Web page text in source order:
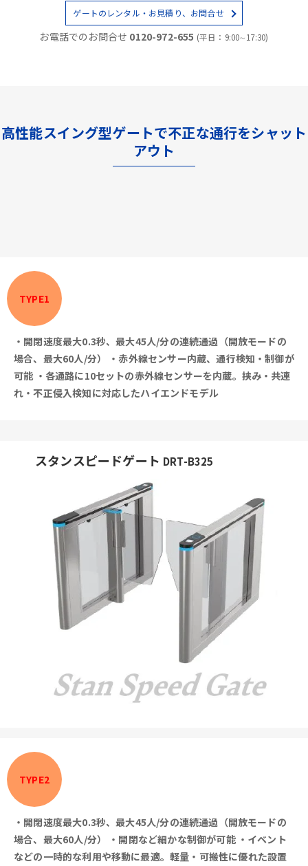
ゲートのレンタル・お見積り、お問合せ
お電話でのお問合せ 0120-972-655 (平日：9:00∼17:30)
高性能スイング型ゲートで不正な通行をシャット
アウト
TYPE1
・開閉速度最大0.3秒、最大45人/分の連続通過（開放モードの
場合、最大60人/分）
・赤外線センサー内蔵、通行検知・制御が
可能 ・各通路に10セットの赤外線センサーを内蔵。挟み・共連
れ・不正侵入検知に対応したハイエンドモデル
スタンスピードゲート DRT-B325
TYPE2
・開閉速度最大0.3秒、最大45人/分の連続通過（開放モードの
場合、最大60人/分）
・開閉など細かな制御が可能 ・イベント
などの一時的な利用や移動に最適。軽量・可搬性に優れた設置